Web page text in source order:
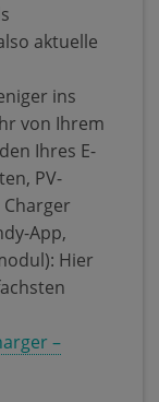
aktuelle
ins
von Ihrem
Ihres E-
PV-
App,
Hier
–